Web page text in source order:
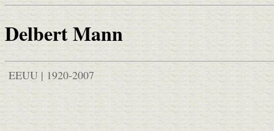
Delbert Mann
EEUU | 1920-2007